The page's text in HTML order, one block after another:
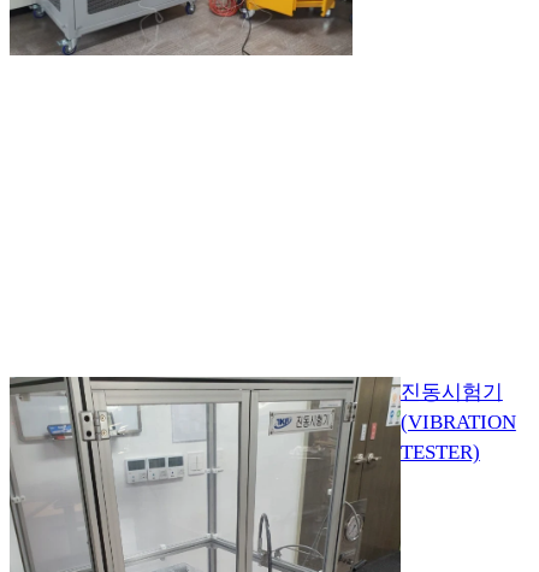
진동시험기
(VIBRATION
TESTER)